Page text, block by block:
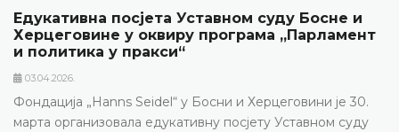
Едукативна посјета Уставном суду Босне и
Херцеговине у оквиру програма „Парламент
и политика у пракси“
03.04.2026.
Фондација „Hanns Seidel“ у Босни и Херцеговини је 30.
марта организовала едукативну посјету Уставном суду